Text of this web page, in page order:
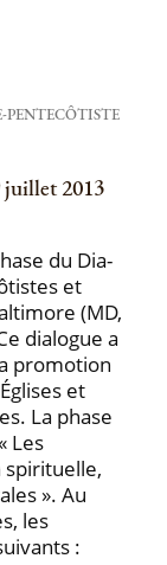
juillet 2013
du Dia­
et
(MD,
dialogue a
promotion
et
La phase
Les
spi­rituelle,
». Au
les
: